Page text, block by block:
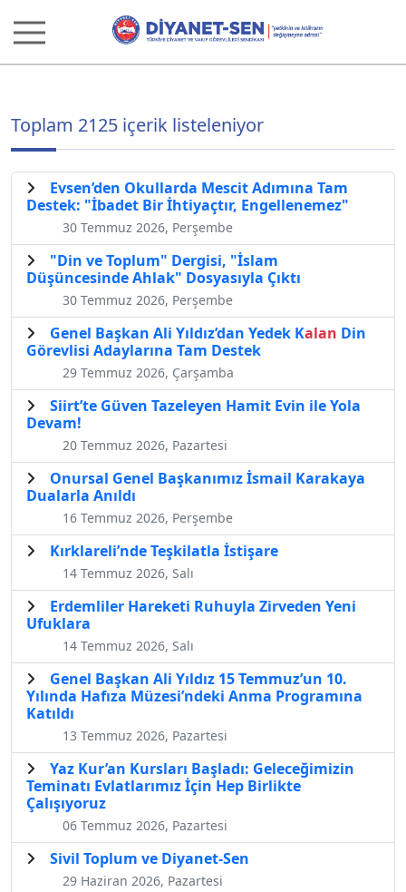
Toplam 2125 içerik listeleniyor
Evsen’den Okullarda Mescit Adımına Tam
Destek: "İbadet Bir İhtiyaçtır, Engellenemez"
30 Temmuz 2026, Perşembe
"Din ve Toplum" Dergisi, "İslam
Düşüncesinde Ahlak" Dosyasıyla Çıktı
30 Temmuz 2026, Perşembe
Genel Başkan Ali Yıldız’dan Yedek Kalan Din
Görevlisi Adaylarına Tam Destek
29 Temmuz 2026, Çarşamba
Siirt’te Güven Tazeleyen Hamit Evin ile Yola
Devam!
20 Temmuz 2026, Pazartesi
Onursal Genel Başkanımız İsmail Karakaya
Dualarla Anıldı
16 Temmuz 2026, Perşembe
Kırklareli’nde Teşkilatla İstişare
14 Temmuz 2026, Salı
Erdemliler Hareketi Ruhuyla Zirveden Yeni
Ufuklara
14 Temmuz 2026, Salı
Genel Başkan Ali Yıldız 15 Temmuz’un 10.
Yılında Hafıza Müzesi’ndeki Anma Programına
Katıldı
13 Temmuz 2026, Pazartesi
Yaz Kur’an Kursları Başladı: Geleceğimizin
Teminatı Evlatlarımız İçin Hep Birlikte
Çalışıyoruz
06 Temmuz 2026, Pazartesi
Sivil Toplum ve Diyanet-Sen
29 Haziran 2026, Pazartesi